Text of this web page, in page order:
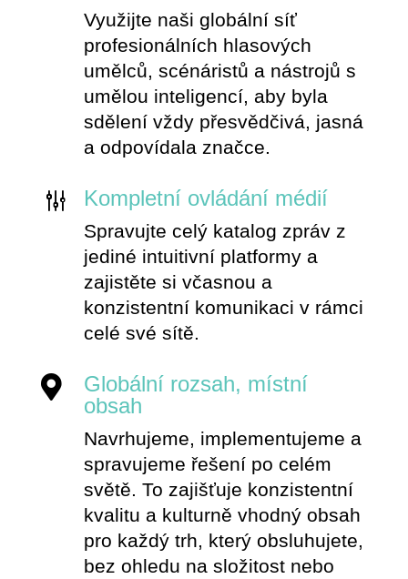
Využijte naši globální síť
profesionálních hlasových
umělců, scénáristů a nástrojů s
umělou inteligencí, aby byla
sdělení vždy přesvědčivá, jasná
a odpovídala značce.
g Kompletní ovládání médií
Spravujte celý katalog zpráv z
jediné intuitivní platformy a
zajistěte si včasnou a
konzistentní komunikaci v rámci
celé své sítě.

Globální rozsah, místní
obsah
Navrhujeme, implementujeme a
spravujeme řešení po celém
světě. To zajišťuje konzistentní
kvalitu a kulturně vhodný obsah
pro každý trh, který obsluhujete,
bez ohledu na složitost nebo